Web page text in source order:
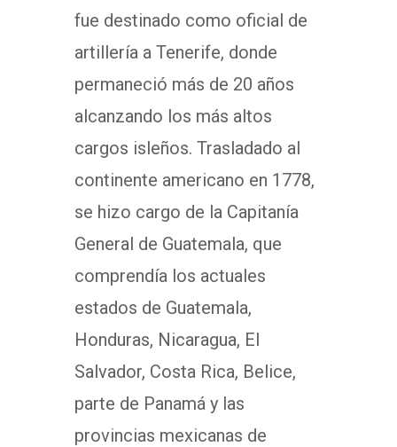
fue destinado como oficial de
artillería a Tenerife, donde
permaneció más de 20 años
alcanzando los más altos
cargos isleños. Trasladado al
continente americano en 1778,
se hizo cargo de la Capitanía
General de Guatemala, que
comprendía los actuales
estados de Guatemala,
Honduras, Nicaragua, El
Salvador, Costa Rica, Belice,
parte de Panamá y las
provincias mexicanas de